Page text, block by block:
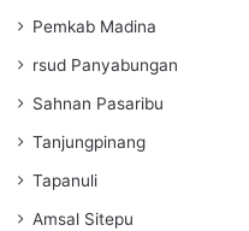
Pemkab Madina
rsud Panyabungan
Sahnan Pasaribu
Tanjungpinang
Tapanuli
Amsal Sitepu